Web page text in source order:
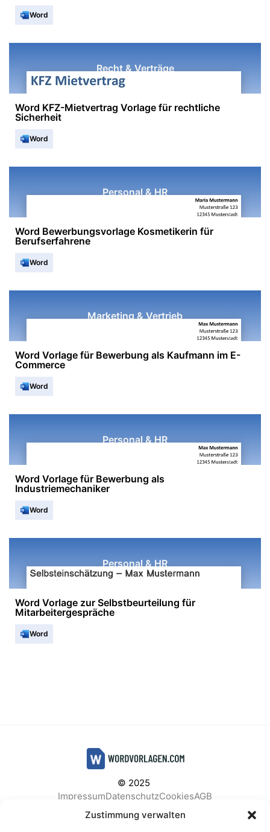
Zustimmung verwalten
Word
Recht & Verträge
Word KFZ-Mietvertrag Vorlage für rechtliche
Sicherheit
Word
Personal & HR
Word Bewerbungsvorlage Kosmetikerin für
Berufserfahrene
Word
Marketing & Vertrieb
Word Vorlage für Bewerbung als Kaufmann im E-
Commerce
Word
Personal & HR
Word Vorlage für Bewerbung als
Industriemechaniker
Word
Personal & HR
Word Vorlage zur Selbstbeurteilung für
Mitarbeitergespräche
Word
© 2025
ImpressumDatenschutzCookiesAGB
Facebook
Instagram